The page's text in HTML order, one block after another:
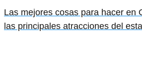
Las mejores cosas para hacer en
las principales atracciones del